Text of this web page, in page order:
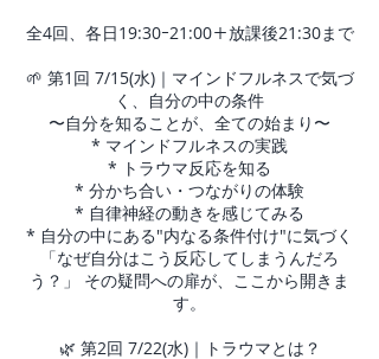
全4回、各日19:30ｰ21:00＋放課後21:30まで
🌱 第1回 7/15(水)｜マインドフルネスで気づ
く、自分の中の条件
〜自分を知ることが、全ての始まり〜
* マインドフルネスの実践
* トラウマ反応を知る
* 分かち合い・つながりの体験
* 自律神経の動きを感じてみる
* 自分の中にある"内なる条件付け"に気づく
「なぜ自分はこう反応してしまうんだろ
う？」 その疑問への扉が、ここから開きま
す。
🌿 第2回 7/22(水)｜トラウマとは？